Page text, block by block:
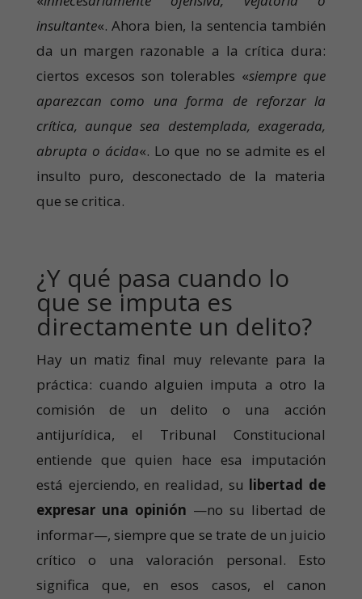
insultante«. Ahora bien, la sentencia también
da un margen razonable a la crítica dura:
ciertos excesos son tolerables «siempre que
aparezcan como una forma de reforzar la
crítica, aunque sea destemplada, exagerada,
abrupta o ácida«. Lo que no se admite es el
insulto puro, desconectado de la materia
que se critica.
¿Y qué pasa cuando lo
que se imputa es
directamente un delito?
Hay un matiz final muy relevante para la
práctica: cuando alguien imputa a otro la
comisión de un delito o una acción
antijurídica, el Tribunal Constitucional
entiende que quien hace esa imputación
está ejerciendo, en realidad, su libertad de
expresar una opinión —no su libertad de
informar—, siempre que se trate de un juicio
crítico o una valoración personal. Esto
significa que, en esos casos, el canon